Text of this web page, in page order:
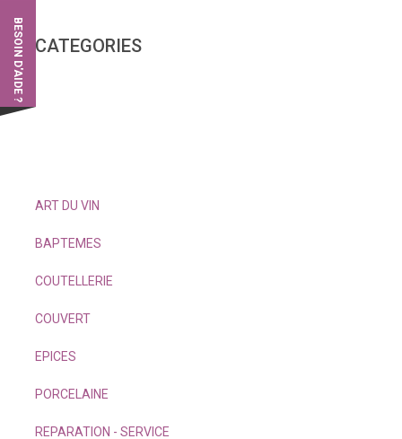
CATEGORIES
ART DU VIN
BAPTEMES
COUTELLERIE
COUVERT
EPICES
PORCELAINE
REPARATION - SERVICE
BESOIN D'AIDE ?